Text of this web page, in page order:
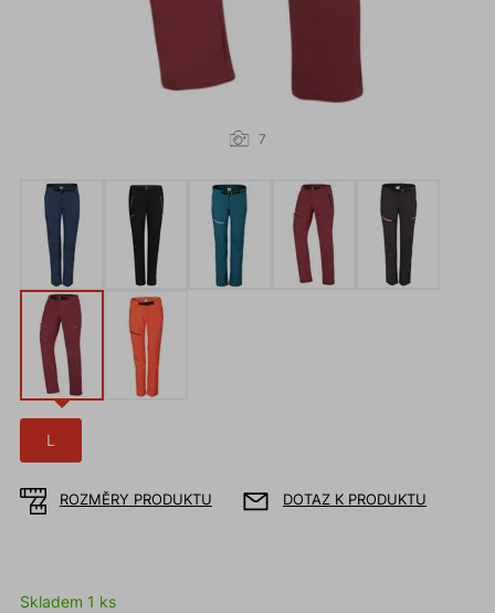
7
L
ROZMĚRY PRODUKTU DOTAZ K PRODUKTU
Skladem 1 ks